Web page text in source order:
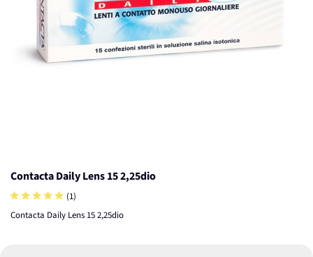
Contacta Daily Lens 15 2,25dio
(1)
Contacta Daily Lens 15 2,25dio